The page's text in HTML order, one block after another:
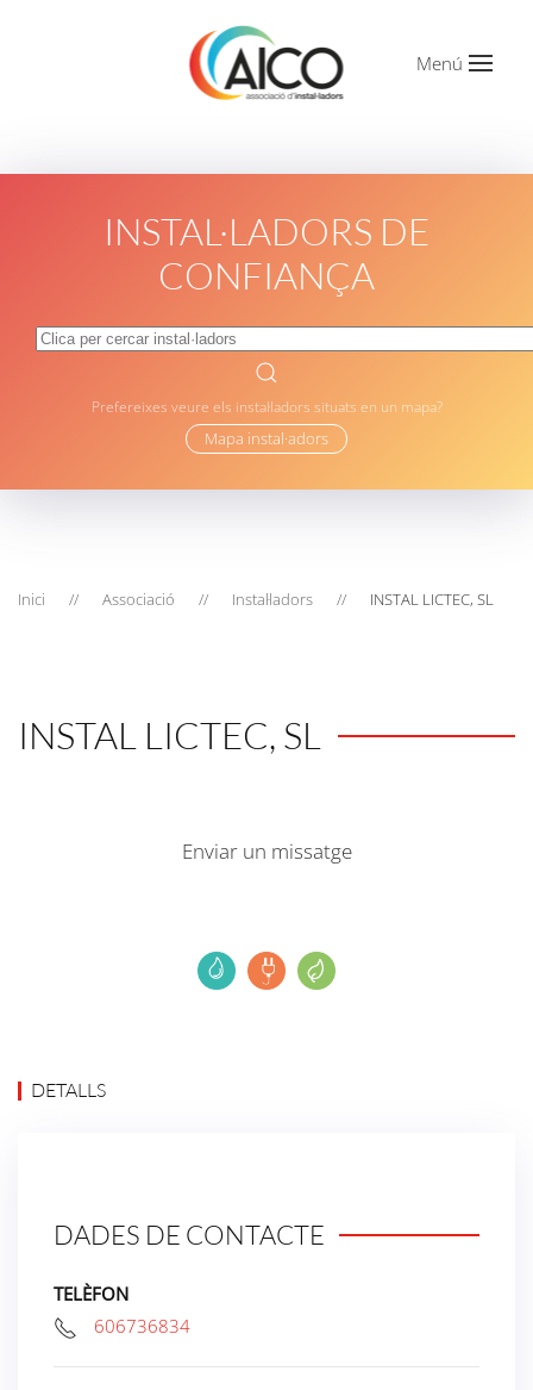
Menú
INSTAL·LADORS DE
CONFIANÇA
Prefereixes veure els instal·ladors situats en un mapa?
Mapa instal·adors
Inici Associació Instal·ladors INSTAL LICTEC, SL
INSTAL LICTEC, SL
Enviar un missatge
DETALLS
DADES DE CONTACTE
TELÈFON
606736834